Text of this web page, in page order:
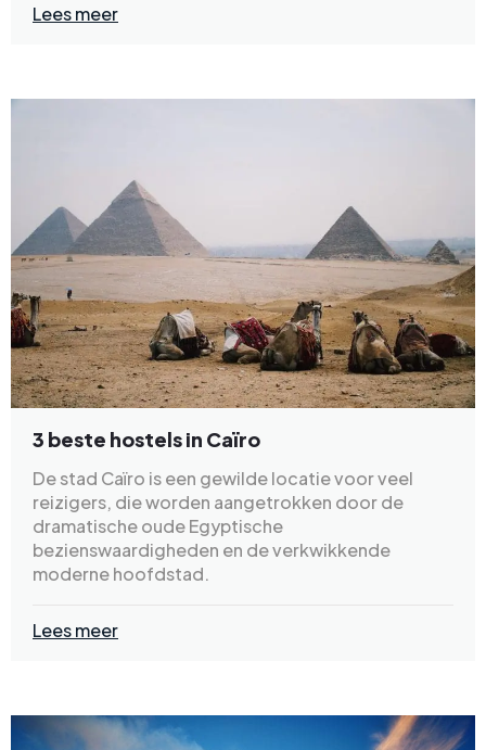
Lees meer
3 beste hostels in Caïro
De stad Caïro is een gewilde locatie voor veel
reizigers, die worden aangetrokken door de
dramatische oude Egyptische
bezienswaardigheden en de verkwikkende
moderne hoofdstad.
Lees meer